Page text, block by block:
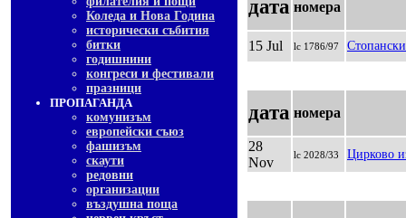
Коледа и Нова Година
исторически събития
битки
годишнини
конгреси и фестивали
празници
ПРОПАГАНДА
комунизъм
европейски съюз
фашизъм
скаути
редовни
организации
въздушна поща
дата номера
15 Jul lc 1786/97
дата номера
28
Nov
lc 2028/33 Цирково